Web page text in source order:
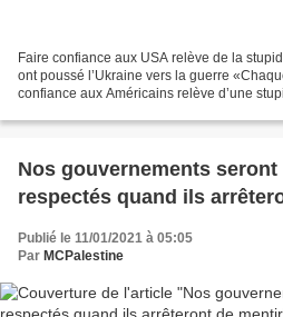
Faire confiance aux USA relève de la
ont poussé l’Ukraine vers la guerre
confiance aux Américains relève d’une
Nos gouvernements
respectés quand ils
Publié le 11/01/2021 à 05:05
Par MCPalestine